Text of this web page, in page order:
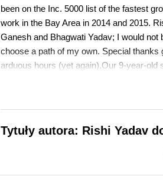
been on the Inc. 5000 list of the fastest
work in the Bay Area in 2014 and 2015.
Ganesh and Bhagwati Yadav; I would
choose a path of my own. Special thanks
arduous hours (yet again).Our 9-year-old
book on track. Big thanks to
leading the company to the next level; to
team (especially Rakesh Chandran) for
creative visuals. I cannot miss thanking
thanks to our valuable clients, partners,
an immensely successful organization.
Tytuły autora: Rishi Yadav